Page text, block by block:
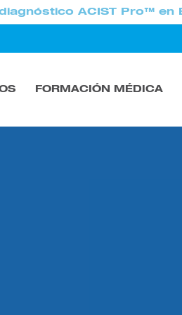
ACIST Pro™ en
FORMACIÓN MÉDICA